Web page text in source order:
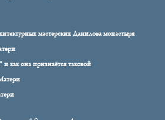
мастерских Данилова монастыря
как она признаётся таковой